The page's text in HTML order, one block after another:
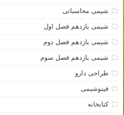
شیمی محاسباتی
شیمی یازدهم فصل اول
شیمی یازدهم فصل دوم
شیمی یازدهم فصل سوم
طراحی دارو
فیتوشیمی
کتابخانه